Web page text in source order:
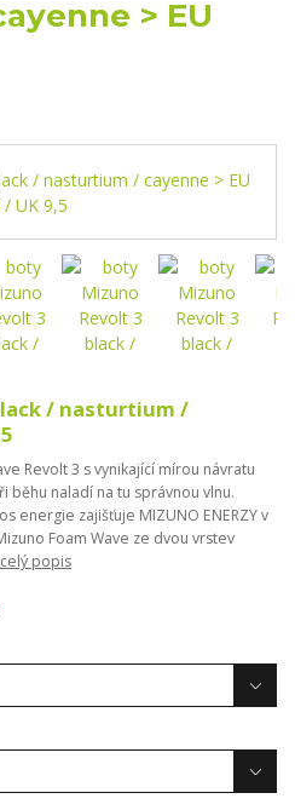
> EU
/ nasturtium /
Revolt 3 s vynikající mírou návratu
běhu naladí na tu správnou vlnu.
energie zajišťuje MIZUNO ENERZY v
Foam Wave ze dvou vrstev
celý popis